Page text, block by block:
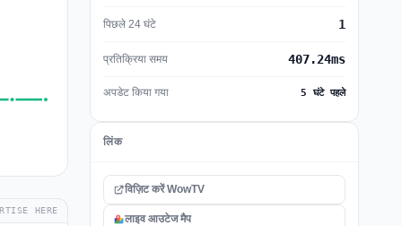
HERE
पिछले 24 घंटे 1
प्रतिक्रिया समय 407.24ms
अपडेट किया गया 5 घंटे पहले
लिंक
विज़िट करें WowTV
लाइव आउटेज मैप